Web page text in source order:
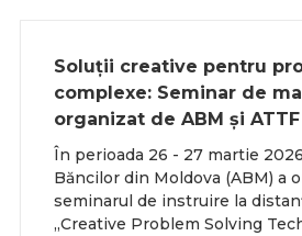
Soluții creative pentru
complexe: Seminar de
organizat de ABM și
În perioada 26 - 27 martie
Băncilor din Moldova (ABM) a
seminarul de instruire la
„Creative Problem Solving